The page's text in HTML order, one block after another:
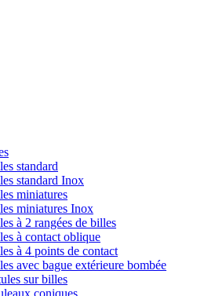
standard
standard Inox
miniatures
miniatures Inox
à 2 rangées de billes
à contact oblique
à 4 points de contact
avec bague extérieure bombée
sur billes
coniques